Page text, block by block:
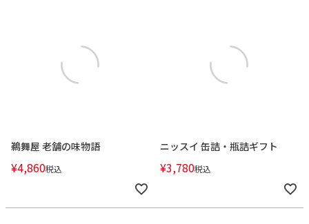
鵜舞屋 老舗の味物語
¥4,860税込
ニッスイ 缶詰・瓶詰ギフト
¥3,780税込